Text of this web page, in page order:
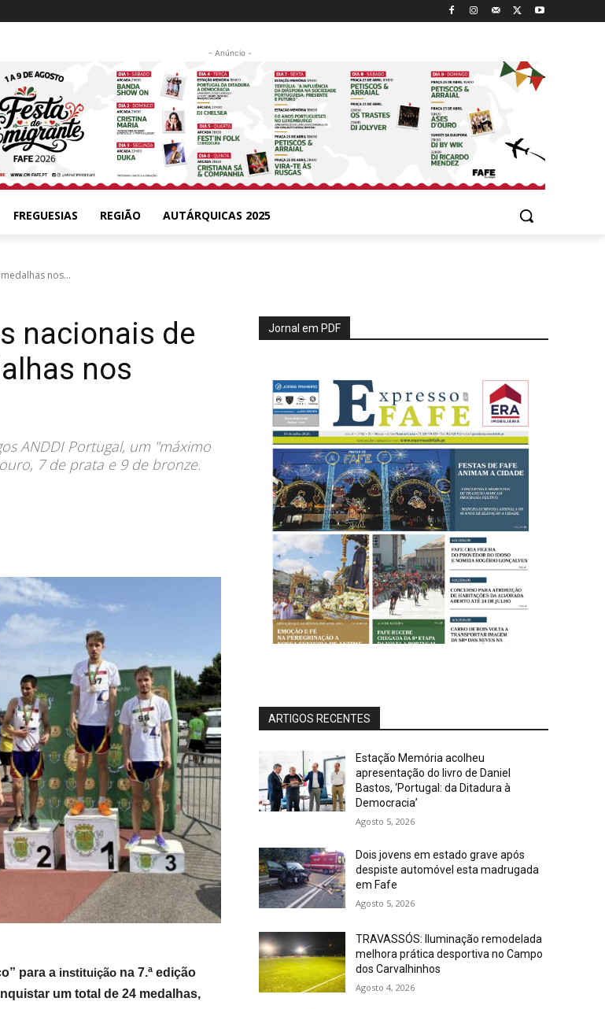
- Anúncio -
FREGUESIAS REGIÃO AUTÁRQUICAS 2025
nos...
nacionais de
nos
ANDDI Portugal, um "máximo
7 de prata e 9 de bronze.
para a instituição na 7.ª edição
um total de 24 medalhas,
Jornal em PDF
ARTIGOS RECENTES
Estação Memória acolheu
apresentação do livro de Daniel
Bastos, ‘Portugal: da Ditadura à
Democracia’
Agosto 5, 2026
Dois jovens em estado grave após
despiste automóvel esta madrugada
em Fafe
Agosto 5, 2026
TRAVASSÓS: Iluminação remodelada
melhora prática desportiva no Campo
dos Carvalhinhos
Agosto 4, 2026